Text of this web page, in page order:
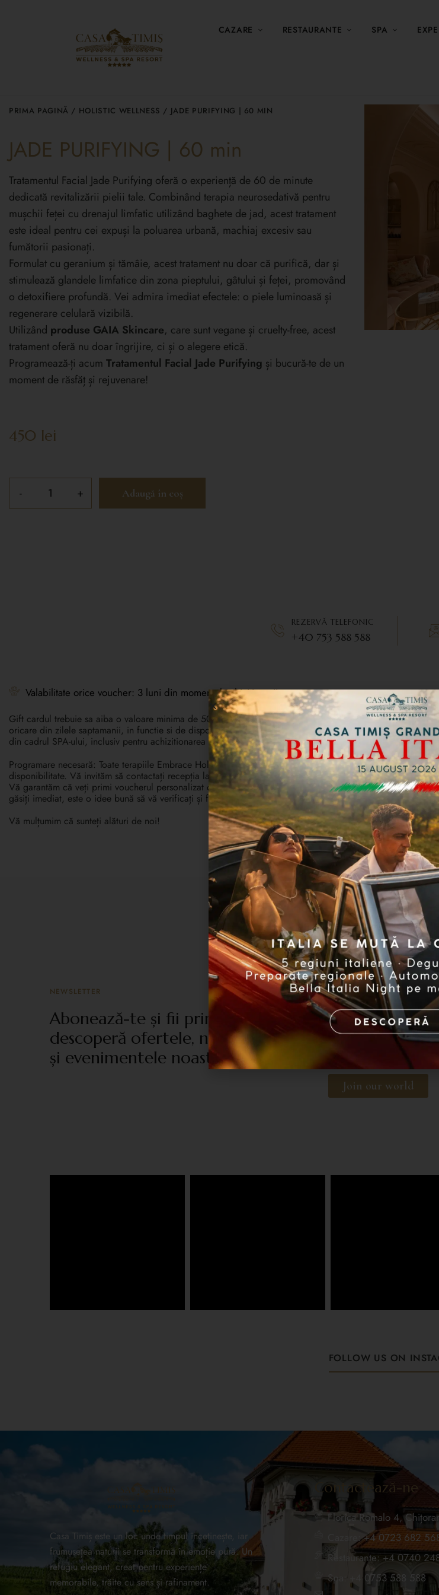
CAZARE RESTAURANTE SPA
PRIMA PAGINĂ / HOLISTIC WELLNESS / JADE PURIFYING | 60 MIN
JADE PURIFYING | 60 min
Tratamentul Facial Jade Purifying oferă o experiență de 60 de minute
dedicată revitalizării pielii tale. Combinând terapia neurosedativă pentru
mușchii feței cu drenajul limfatic utilizând baghete de jad, acest tratament
este ideal pentru cei expuși la poluarea urbană, machiaj excesiv sau
fumătorii pasionați.
Formulat cu geranium și tămâie, acest tratament nu doar că purifică, dar și
stimulează glandele limfatice din zona pieptului, gâtului și feței, promovând
o detoxifiere profundă. Vei admira imediat efectele: o piele luminoasă și
regenerare celulară vizibilă.
Utilizând produse GAIA Skincare, care sunt vegane și cruelty-free, acest
tratament oferă nu doar îngrijire, ci și o alegere etică.
Programează-ți acum Tratamentul Facial Jade Purifying și bucură-te de un
moment de răsfăț și rejuvenare!
450 lei
Adaugă în coș
REZERVĂ TELEFONIC
+40 753 588 588
Valabilitate orice voucher: 3 luni din momentul achizitionarii
Gift cardul trebuie sa aiba o valoare minima de 500 lei. Se poate folosi independent de alte servicii din
oricare din zilele saptamanii, in functie si de disponibilitatea Embrace Holistic Healing SPA! Gift cardul
din cadrul SPA-ului, inclusiv pentru achizitionarea de produse din sectiunea de retail.
Programare necesară: Toate terapiile Embrace Holistic Healing Spa se realizează exclusiv pe bază de
disponibilitate. Vă invităm să contactați recepția la numărul de telefon +40 753 588 588 pentru stabilirea
Vă garantăm că veți primi voucherul personalizat direct în căsuța dvs. de e-mail până la 24 de ore de la
găsiți imediat, este o idee bună să vă verificați și folderul de spam.
Vă mulțumim că sunteți alături de noi!
NEWSLETTER
Abonează-te și fii primul care
descoperă ofertele, noutățile
și evenimentele noastre
Sunt de acord să
formă de newsletter, cu
dețin, în calitate de
Join our world
FOLLOW US ON
Casa Timiș este un loc unde timpul încetinește, iar
frumusețea naturii se transformă în emoție pură. Un
refugiu elegant, creat pentru experiențe
memorabile, trăite cu sens și rafinament.
Contactează-ne
Florica Romalo 4,
Cazare: +4 0723 682
Restaurante: +4 0740
Spa: +4 0753 588 588